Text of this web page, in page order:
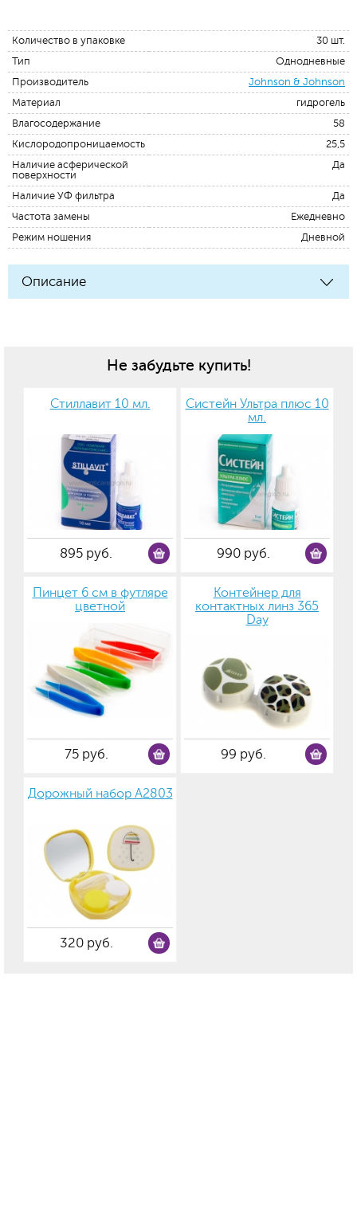
Количество в упаковке
30 шт.
Тип
Однодневные
Производитель
Johnson & Johnson
Материал
гидрогель
Влагосодержание
58
Кислородопроницаемость
25,5
Наличие асферической
поверхности
Да
Наличие УФ фильтра
Да
Частота замены
Ежедневно
Режим ношения
Дневной
Описание
Не забудьте купить!
Стиллавит 10 мл.
895 руб.
Систейн Ультра плюс 10
мл.
990 руб.
Пинцет 6 см в футляре
цветной
75 руб.
Контейнер для
контактных линз 365
Day
99 руб.
Дорожный набор А2803
320 руб.